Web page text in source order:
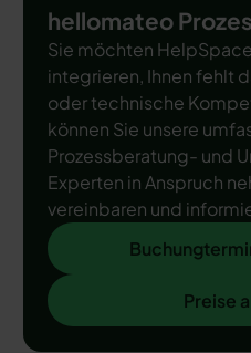
hellomateo
Sie möchten
integrieren, Ihnen fehlt
oder technische
können Sie unsere
Prozessberatung- und
Experten in Anspruch
vereinbaren und
Buchungtermin
Preise ansehen
Preise